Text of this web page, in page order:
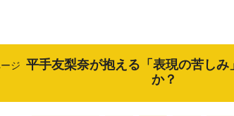
ジ 平手友梨奈が抱える「表現の苦し
か？